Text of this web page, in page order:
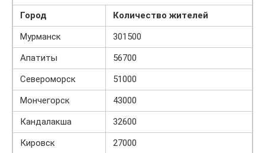
Город
Количество жителей
Мурманск
301500
Апатиты
56700
Североморск
51000
Мончегорск
43000
Кандалакша
32600
Кировск
27000